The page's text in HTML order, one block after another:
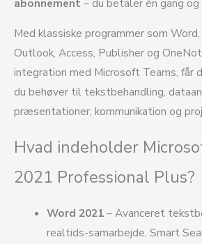
abonnement – du betaler én gang
Med klassiske programmer som
Outlook, Access, Publisher og
integration med Microsoft Teams, får
du behøver til tekstbehandling,
præsentationer, kommunikation og
Hvad indeholder
2021 Professional Plus?
Word 2021– Avanceret
realtids-samarbejde, Smart